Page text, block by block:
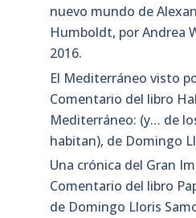
nuevo mundo de
Humboldt, por Andrea
2016.
El Mediterráneo visto
Comentario del libro
Mediterráneo: (y… de
habitan), de Domingo
Una crónica del Gran
Comentario del libro
de Domingo Lloris